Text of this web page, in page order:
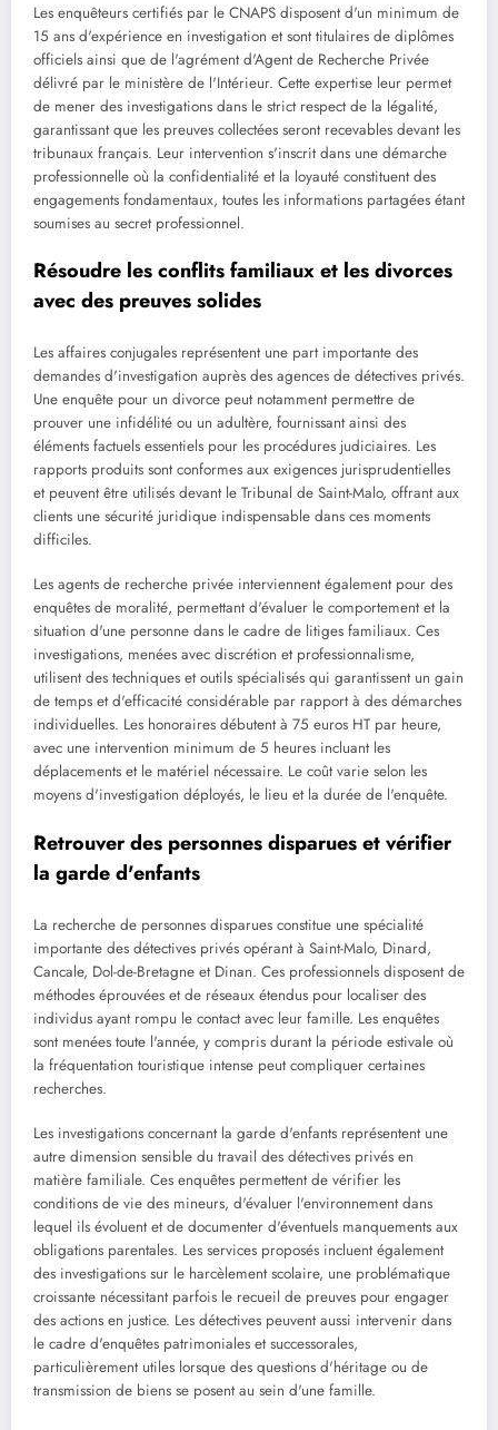
Les enquêteurs certifiés par le CNAPS disposent d'un minimum de
15 ans d'expérience en investigation et sont titulaires de diplômes
officiels ainsi que de l'agrément d'Agent de Recherche Privée
délivré par le ministère de l'Intérieur. Cette expertise leur permet
de mener des investigations dans le strict respect de la légalité,
garantissant que les preuves collectées seront recevables devant les
tribunaux français. Leur intervention s'inscrit dans une démarche
professionnelle où la confidentialité et la loyauté constituent des
engagements fondamentaux, toutes les informations partagées étant
soumises au secret professionnel.
Résoudre les conflits familiaux et les divorces
avec des preuves solides
Les affaires conjugales représentent une part importante des
demandes d'investigation auprès des agences de détectives privés.
Une enquête pour un divorce peut notamment permettre de
prouver une infidélité ou un adultère, fournissant ainsi des
éléments factuels essentiels pour les procédures judiciaires. Les
rapports produits sont conformes aux exigences jurisprudentielles
et peuvent être utilisés devant le Tribunal de Saint-Malo, offrant aux
clients une sécurité juridique indispensable dans ces moments
difficiles.
Les agents de recherche privée interviennent également pour des
enquêtes de moralité, permettant d'évaluer le comportement et la
situation d'une personne dans le cadre de litiges familiaux. Ces
investigations, menées avec discrétion et professionnalisme,
utilisent des techniques et outils spécialisés qui garantissent un gain
de temps et d'efficacité considérable par rapport à des démarches
individuelles. Les honoraires débutent à 75 euros HT par heure,
avec une intervention minimum de 5 heures incluant les
déplacements et le matériel nécessaire. Le coût varie selon les
moyens d'investigation déployés, le lieu et la durée de l'enquête.
Retrouver des personnes disparues et vérifier
la garde d'enfants
La recherche de personnes disparues constitue une spécialité
importante des détectives privés opérant à Saint-Malo, Dinard,
Cancale, Dol-de-Bretagne et Dinan. Ces professionnels disposent de
méthodes éprouvées et de réseaux étendus pour localiser des
individus ayant rompu le contact avec leur famille. Les enquêtes
sont menées toute l'année, y compris durant la période estivale où
la fréquentation touristique intense peut compliquer certaines
recherches.
Les investigations concernant la garde d'enfants représentent une
autre dimension sensible du travail des détectives privés en
matière familiale. Ces enquêtes permettent de vérifier les
conditions de vie des mineurs, d'évaluer l'environnement dans
lequel ils évoluent et de documenter d'éventuels manquements aux
obligations parentales. Les services proposés incluent également
des investigations sur le harcèlement scolaire, une problématique
croissante nécessitant parfois le recueil de preuves pour engager
des actions en justice. Les détectives peuvent aussi intervenir dans
le cadre d'enquêtes patrimoniales et successorales,
particulièrement utiles lorsque des questions d'héritage ou de
transmission de biens se posent au sein d'une famille.